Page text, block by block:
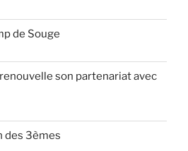
de Souge
son partenariat avec
des 3èmes